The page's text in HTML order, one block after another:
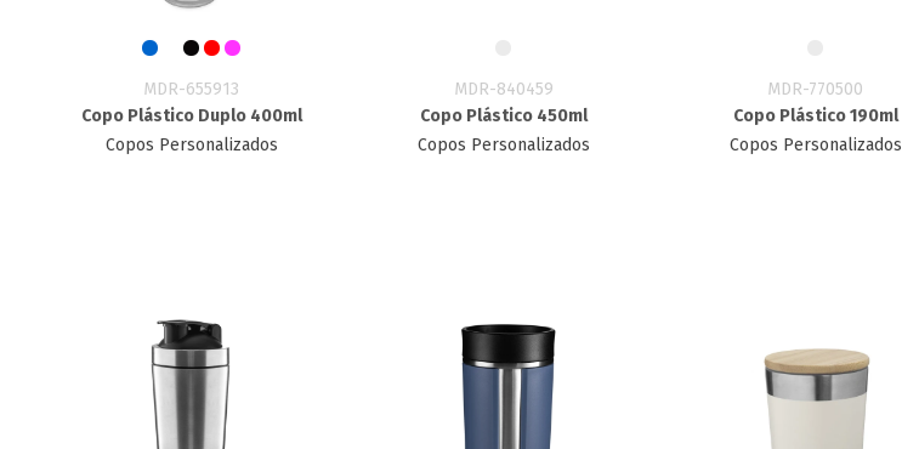
MDR-655913
Copo Plástico Duplo 400ml
Copos Personalizados
MDR-840459
Copo Plástico 450ml
Copos Personalizados
MDR-770500
Copo Plástico 190ml
Copos Personalizados